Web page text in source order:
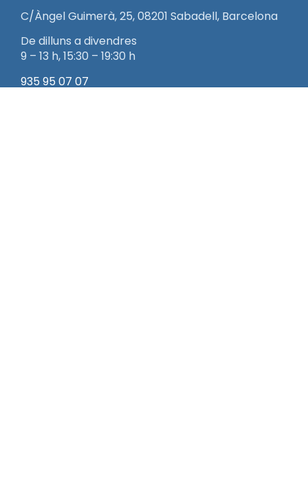
C/Àngel Guimerà, 25, 08201 Sabadell, Barcelona
De dilluns a divendres
9 – 13 h, 15:30 – 19:30 h
935 95 07 07